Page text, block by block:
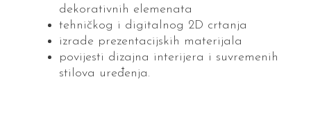
dekorativnih elemenata
tehničkog i digitalnog 2D crtanja
izrade prezentacijskih materijala
povijesti dizajna interijera i suvremenih
stilova uređenja.